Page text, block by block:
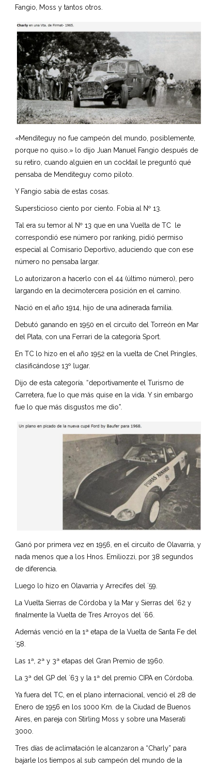
Fangio, Moss y tantos otros.
«Menditeguy no fue campeón del mundo, posiblemente,
porque no quiso.» lo dijo Juan Manuel Fangio después de
su retiro, cuando alguien en un cocktail le preguntó qué
pensaba de Menditeguy como piloto.
Y Fangio sabía de estas cosas.
Supersticioso ciento por ciento. Fobia al Nº 13.
Tal era su temor al Nº 13 que en una Vuelta de TC le
correspondió ese número por ranking, pidió permiso
especial al Comisario Deportivo, aduciendo que con ese
número no pensaba largar.
Lo autorizaron a hacerlo con el 44 (último número), pero
largando en la decimotercera posición en el camino.
Nació en el año 1914, hijo de una adinerada familia.
Debutó ganando en 1950 en el circuito del Torreón en Mar
del Plata, con una Ferrari de la categoría Sport.
En TC lo hizo en el año 1952 en la vuelta de Cnel Pringles,
clasificándose 13º lugar.
Dijo de esta categoría. “deportivamente el Turismo de
Carretera, fue lo que más quise en la vida. Y sin embargo
fue lo que más disgustos me dio”.
Ganó por primera vez en 1956, en el circuito de Olavarria, y
nada menos que a los Hnos. Emiliozzi, por 38 segundos
de diferencia.
Luego lo hizo en Olavarria y Arrecifes del ´59.
La Vuelta Sierras de Córdoba y la Mar y Sierras del ´62 y
finalmente la Vuelta de Tres Arroyos del ´66.
Además venció en la 1ª etapa de la Vuelta de Santa Fe del
´58.
Las 1ª, 2ª y 3ª etapas del Gran Premio de 1960.
La 3ª del GP del ´63 y la 1ª del premio CIPA en Córdoba.
Ya fuera del TC, en el plano internacional, venció el 28 de
Enero de 1956 en los 1000 Km. de la Ciudad de Buenos
Aires, en pareja con Stirling Moss y sobre una Maserati
3000.
Tres días de aclimatación le alcanzaron a “Charly” para
bajarle los tiempos al sub campeón del mundo de la